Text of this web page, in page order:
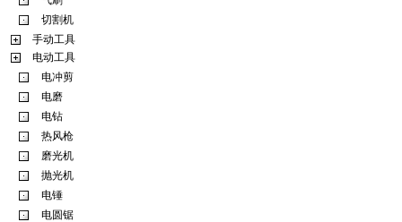
切割机
手动工具
电动工具
电冲剪
电磨
电钻
热风枪
磨光机
抛光机
电锤
电圆锯